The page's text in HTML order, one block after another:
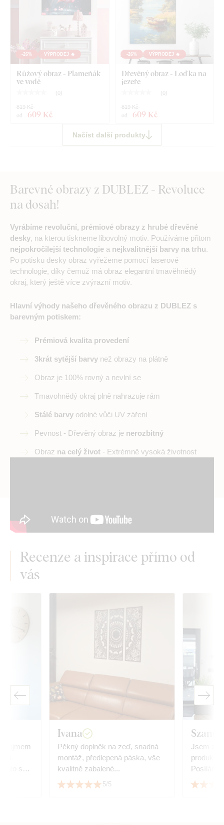
-26% VÝPRODEJ 🔥
Růžový obraz - Plameňák
ve vodě
( 0)
od 609 Kč
819 Kč
-26% VÝPRODEJ 🔥
Dřevěný obraz - Loďka na
jezeře
( 0)
od 609 Kč
819 Kč
Načíst další produkty
Barevné obrazy z DUBLEZ - Revoluce
na dosah!
Vyrábíme revoluční, prémiové obrazy z hrubé dřevěné
desky, na kterou tiskneme libovolný motiv. Používáme přitom
nejpokročilejší technologie a nejkvalitnější barvy na trhu.
Po potisku desky obraz vyřežeme pomocí laserové
technologie, díky čemuž má obraz elegantní tmavěhnědý
okraj, který ještě více zvýrazní motiv.
Hlavní výhody našeho dřevěného obrazu z DUBLEZ s
barevným potiskem:
Prémiová kvalita provedení
3krát sytější barvy než obrazy na plátně
Obraz je 100% rovný a nevlní se
Tmavohnědý okraj plně nahrazuje rám
Stálé barvy odolné vůči UV záření
Pevnost - Dřevěný obraz je nerozbitný
Obraz na celý život - Extrémně vysoká životnost
Recenze a inspirace přímo od
vás
dojmem
se
Ivana
Pěkný doplněk na zeď, snadná
montáž, předlepená páska, vše
kvalitně zabalené...
5/5
Jsem
Posílám